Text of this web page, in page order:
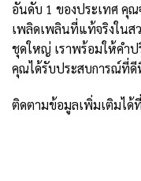
อันดับ 1 ของประเทศ คุ
เพลิดเพลินที่แท้จริงในส
ชุดใหญ่ เราพร้อมให้คำ
คุณได้รับประสบการณ์ที่ดี
ติดตามข้อมูลเพิ่มเติมได้ที่